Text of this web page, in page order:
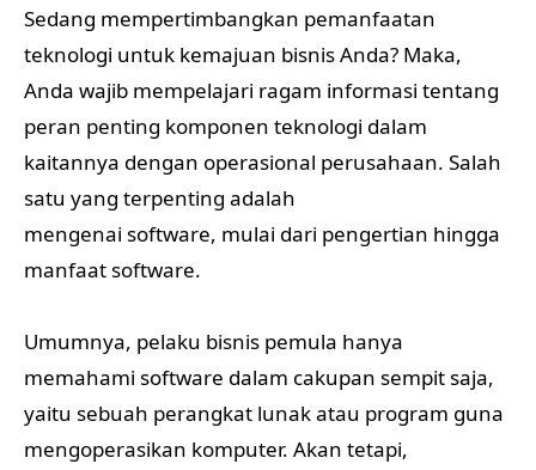
Sedang mempertimbangkan pemanfaatan
teknologi untuk kemajuan bisnis Anda? Maka,
Anda wajib mempelajari ragam informasi tentang
peran penting komponen teknologi dalam
kaitannya dengan operasional perusahaan. Salah
satu yang terpenting adalah
mengenai software, mulai dari pengertian hingga
manfaat software.
Umumnya, pelaku bisnis pemula hanya
memahami software dalam cakupan sempit saja,
yaitu sebuah perangkat lunak atau program guna
mengoperasikan komputer. Akan tetapi,